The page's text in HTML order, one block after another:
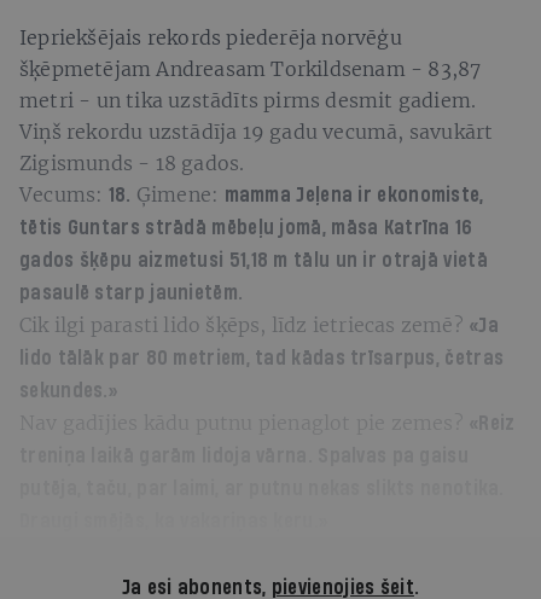
Iepriekšējais rekords piederēja norvēģu
šķēpmetējam Andreasam Torkildsenam - 83,87
metri - un tika uzstādīts pirms desmit gadiem.
Viņš rekordu uzstādīja 19 gadu vecumā, savukārt
Zigismunds - 18 gados.
Vecums: 18. Ģimene: mamma Jeļena ir ekonomiste,
tētis Guntars strādā mēbeļu jomā, māsa Katrīna 16
gados šķēpu aizmetusi 51,18 m tālu un ir otrajā vietā
pasaulē starp jaunietēm.
Cik ilgi parasti lido šķēps, līdz ietriecas zemē? «Ja
lido tālāk par 80 metriem, tad kādas trīsarpus, četras
sekundes.»
Ja esi abonents, pievienojies šeit.